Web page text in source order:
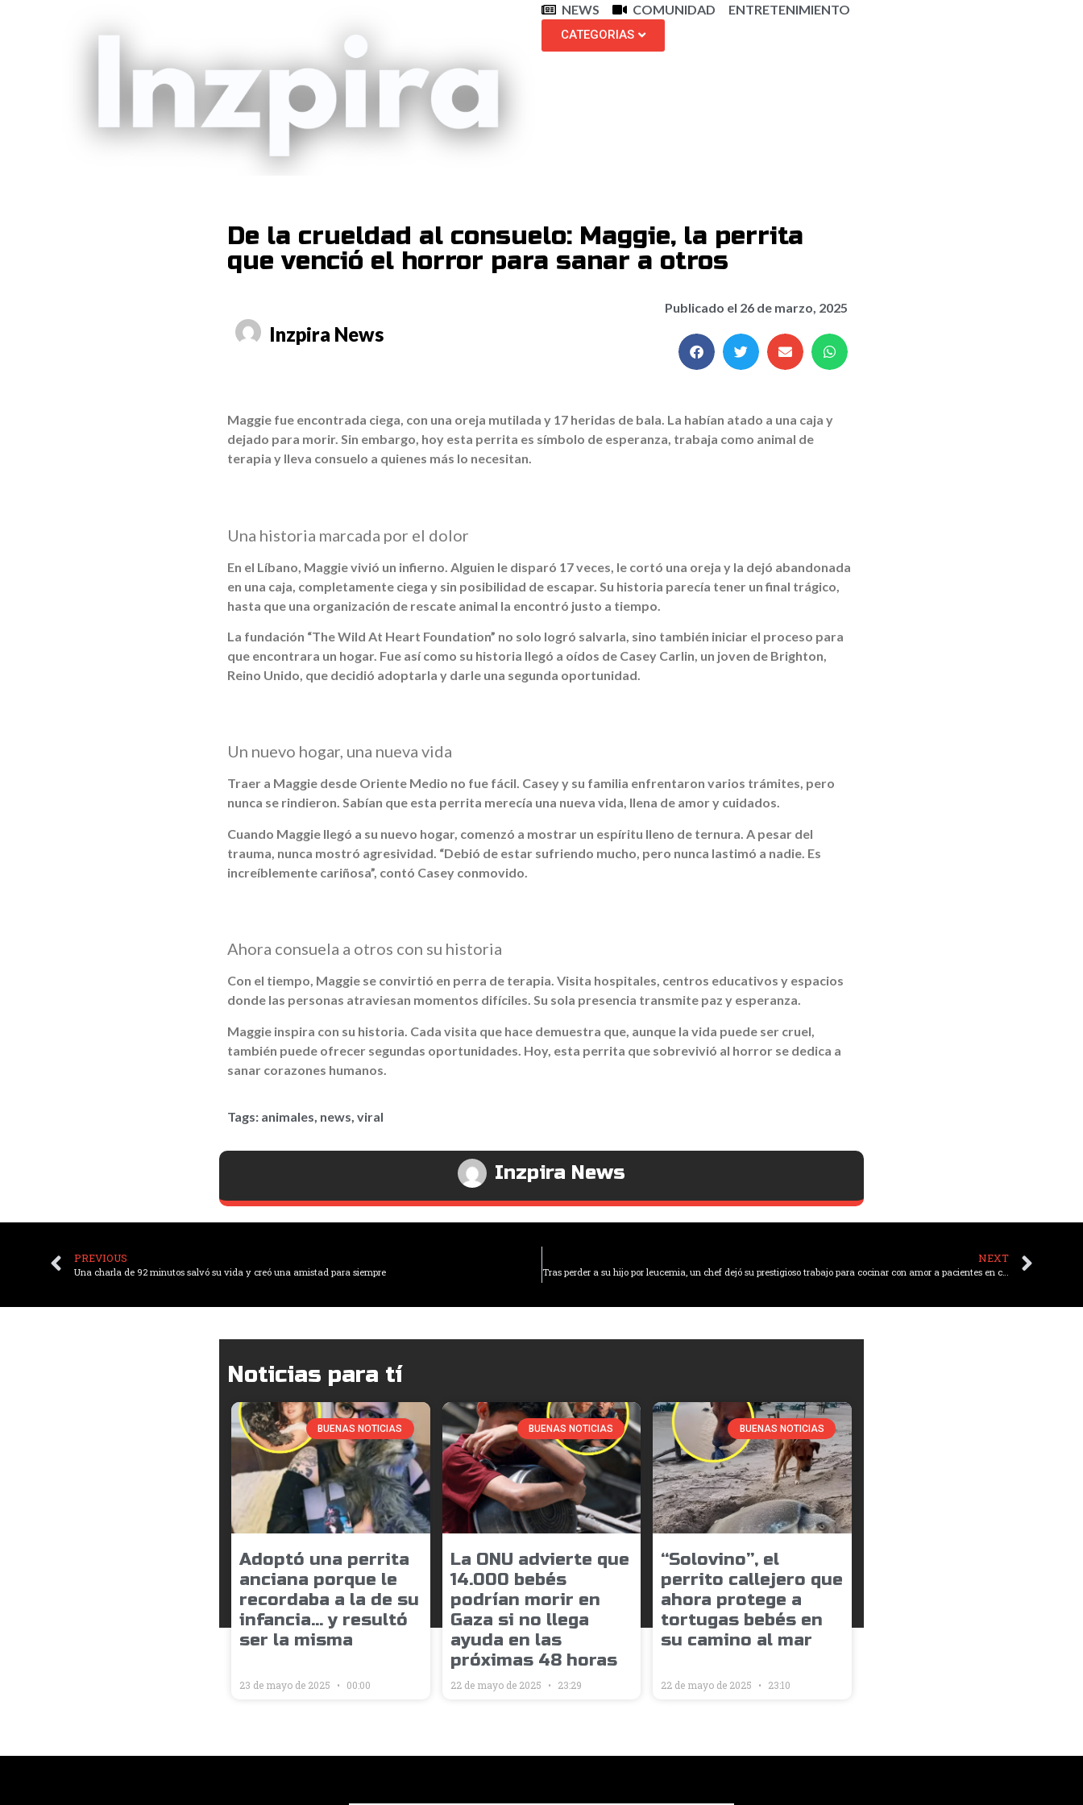
NEWS COMUNIDAD ENTRETENIMIENTO
CATEGORIAS
De la crueldad al consuelo: Maggie, la perrita
que venció el horror para sanar a otros
Inzpira News
Publicado el 26 de marzo, 2025
Maggie fue encontrada ciega, con una oreja mutilada y 17 heridas de bala. La habían atado a una caja y
dejado para morir. Sin embargo, hoy esta perrita es símbolo de esperanza, trabaja como animal de
terapia y lleva consuelo a quienes más lo necesitan.
Una historia marcada por el dolor
En el Líbano, Maggie vivió un infierno. Alguien le disparó 17 veces, le cortó una oreja y la dejó abandonada
en una caja, completamente ciega y sin posibilidad de escapar. Su historia parecía tener un final trágico,
hasta que una organización de rescate animal la encontró justo a tiempo.
La fundación “The Wild At Heart Foundation” no solo logró salvarla, sino también iniciar el proceso para
que encontrara un hogar. Fue así como su historia llegó a oídos de Casey Carlin, un joven de Brighton,
Reino Unido, que decidió adoptarla y darle una segunda oportunidad.
Un nuevo hogar, una nueva vida
Traer a Maggie desde Oriente Medio no fue fácil. Casey y su familia enfrentaron varios trámites, pero
nunca se rindieron. Sabían que esta perrita merecía una nueva vida, llena de amor y cuidados.
Cuando Maggie llegó a su nuevo hogar, comenzó a mostrar un espíritu lleno de ternura. A pesar del
trauma, nunca mostró agresividad. “Debió de estar sufriendo mucho, pero nunca lastimó a nadie. Es
increíblemente cariñosa”, contó Casey conmovido.
Ahora consuela a otros con su historia
Con el tiempo, Maggie se convirtió en perra de terapia. Visita hospitales, centros educativos y espacios
donde las personas atraviesan momentos difíciles. Su sola presencia transmite paz y esperanza.
Maggie inspira con su historia. Cada visita que hace demuestra que, aunque la vida puede ser cruel,
también puede ofrecer segundas oportunidades. Hoy, esta perrita que sobrevivió al horror se dedica a
sanar corazones humanos.
Tags: animales, news, viral
Inzpira News
PREVIOUS
Una charla de 92 minutos salvó su vida y creó una amistad para siempre
NEXT
Tras perder a su hijo por leucemia, un chef dejó su prestigioso trabajo para cocinar con amor a pacientes en cuidados paliativos
Noticias para tí
BUENAS NOTICIAS
Adoptó una perrita
anciana porque le
recordaba a la de su
infancia… y resultó
ser la misma
23 de mayo de 2025 00:00
BUENAS NOTICIAS
La ONU advierte que
14.000 bebés
podrían morir en
Gaza si no llega
ayuda en las
próximas 48 horas
22 de mayo de 2025 23:29
BUENAS NOTICIAS
“Solovino”, el
perrito callejero que
ahora protege a
tortugas bebés en
su camino al mar
22 de mayo de 2025 23:10